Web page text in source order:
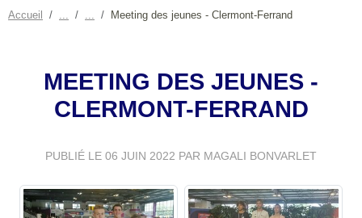
Accueil Meeting des jeunes - Clermont-Ferrand
MEETING DES JEUNES -
CLERMONT-FERRAND
PUBLIÉ LE 06 JUIN 2022 PAR MAGALI BONVARLET